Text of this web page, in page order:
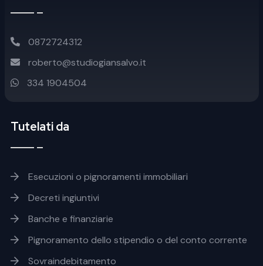
0872724312
roberto@studiogiansalvo.it
334 1904504
Tutelati da
Footer soluzioni
Esecuzioni o pignoramenti immobiliari
Decreti ingiuntivi
Banche e finanziarie
Pignoramento dello stipendio o del conto corrente
Sovraindebitamento